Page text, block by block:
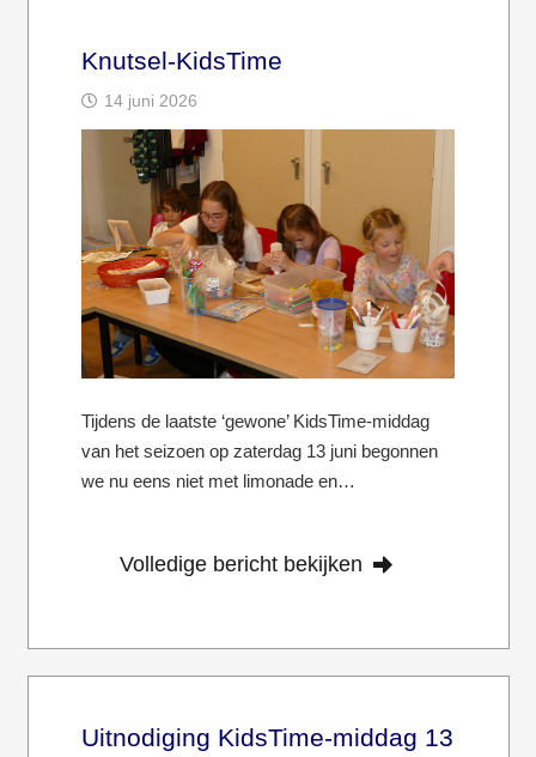
Knutsel-KidsTime
14 juni 2026
Tijdens de laatste ‘gewone’ KidsTime-middag
van het seizoen op zaterdag 13 juni begonnen
we nu eens niet met limonade en…
Volledige bericht bekijken
Uitnodiging KidsTime-middag 13